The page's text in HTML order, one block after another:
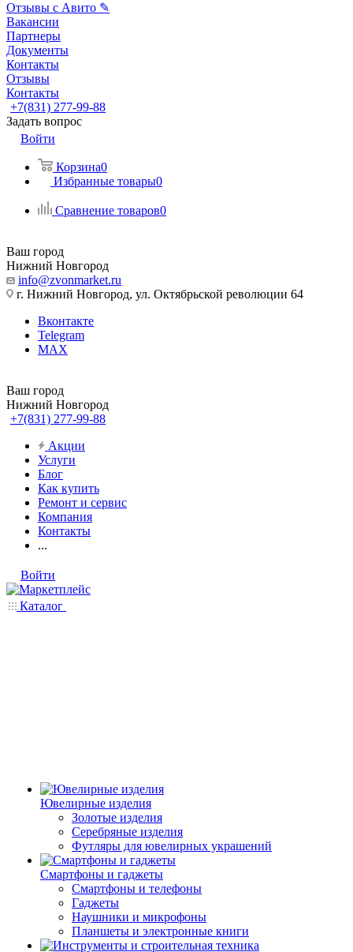
Отзывы с Авито ✎
Вакансии
Партнеры
Документы
Контакты
Отзывы
Контакты
+7(831) 277-99-88
Задать вопрос
Войти
Корзина0
Избранные товары0
Сравнение товаров0
Ваш город
Нижний Новгород
info@zvonmarket.ru
г. Нижний Новгород, ул. Октябрьской революции 64
Вконтакте
Telegram
MAX
Ваш город
Нижний Новгород
+7(831) 277-99-88
Акции
Услуги
Блог
Как купить
Ремонт и сервис
Компания
Контакты
...
Войти
Каталог
Ювелирные изделия
Золотые изделия
Серебряные изделия
Футляры для ювелирных украшений
Смартфоны и гаджеты
Смартфоны и телефоны
Гаджеты
Наушники и микрофоны
Планшеты и электронные книги